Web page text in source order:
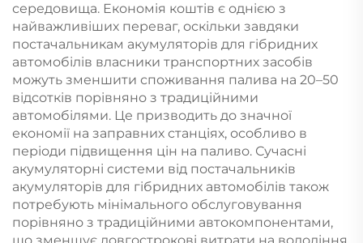
середовища. Економія коштів є однією з
найважливіших переваг, оскільки завдяки
постачальникам акумуляторів для гібридних
автомобілів власники транспортних засобів
можуть зменшити споживання палива на 20–50
відсотків порівняно з традиційними
автомобілями. Це призводить до значної
економії на заправних станціях, особливо в
періоди підвищення цін на паливо. Сучасні
акумуляторні системи від постачальників
акумуляторів для гібридних автомобілів також
потребують мінімального обслуговування
порівняно з традиційними автокомпонентами,